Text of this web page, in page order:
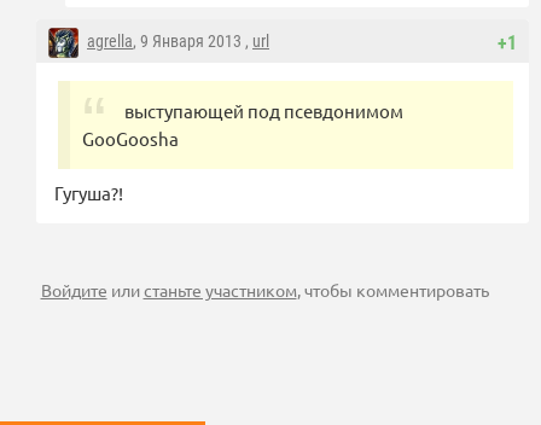
+1
agrella, 9 Января 2013 , url
выступающей под псевдонимом
GooGoosha
Гугуша?!
Войдите илистаньте участником, чтобы комментировать